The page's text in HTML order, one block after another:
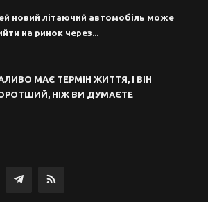
новий літаючий автомобіль може
на ринок через...
МАЄ ТЕРМІН ЖИТТЯ, І ВІН
НІЖ ВИ ДУМАЄТЕ